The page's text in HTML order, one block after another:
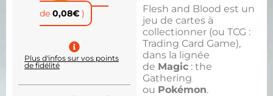
Flesh and Blood est un
jeu de cartes à
collectionner (ou TCG :
Trading Card Game),
dans la lignée
de Magic : the
Gathering
ou Pokémon.
de 0,08€ )
Plus d'infos sur vos points
de fidélité